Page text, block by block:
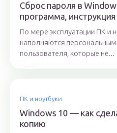
Сброс пароля в
программа, инструкция
По мере эксплуатации ПК и
наполняются
пользователя, которые не...
ПК и ноутбуки
Windows 10 — как
копию